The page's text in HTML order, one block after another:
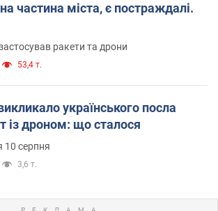
частина міста, є постраждалі.
ракети та дрони
53,4 т.
українського посла
із дроном: що сталося
10 серпня
3,6 т.